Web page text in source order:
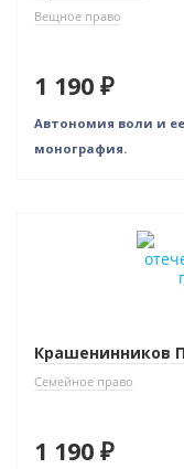
Вещное право
1 190 ₽
Автономия воли и
монография.
Крашенинников
Семейное право
1 190 ₽